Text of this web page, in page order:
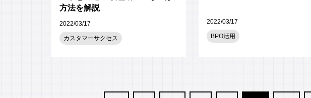
方法を解説
2022/03/17
カスタマーサクセス
2022/03/17
BPO活用